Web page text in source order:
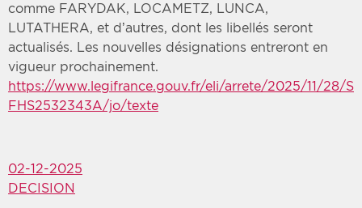
comme FARYDAK, LOCAMETZ, LUNCA,
LUTATHERA, et d’autres, dont les libellés seront
actualisés. Les nouvelles désignations entreront en
vigueur prochainement.
https://www.legifrance.gouv.fr/eli/arrete/2025/11/28/S
FHS2532343A/jo/texte
02-12-2025
DECISION